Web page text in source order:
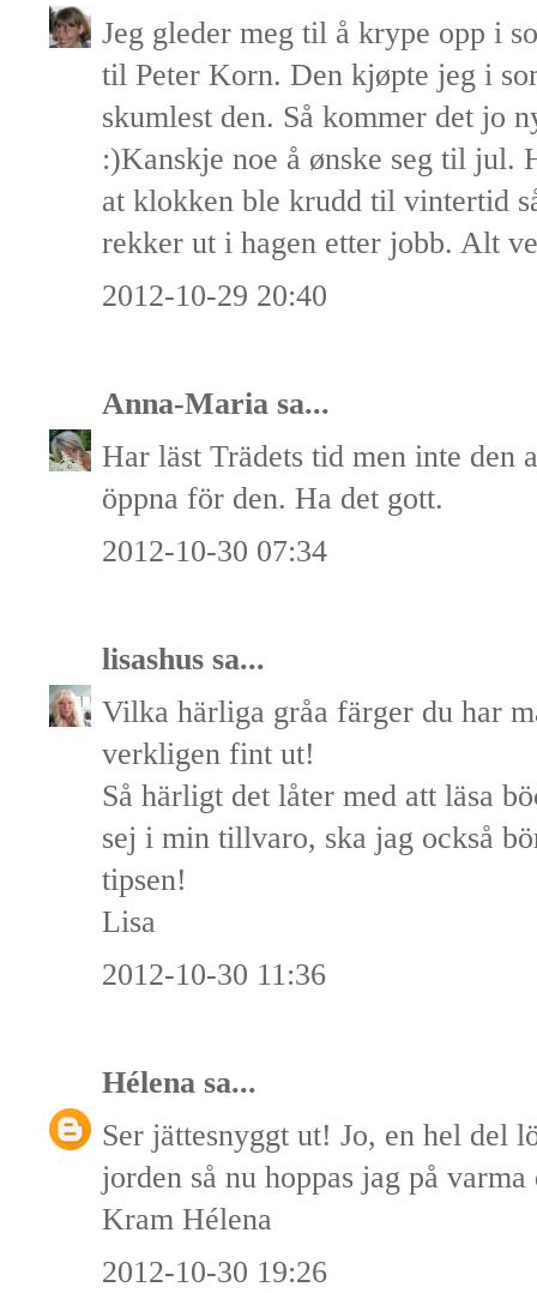
Jeg gleder meg til å krype opp i
til Peter Korn. Den kjøpte jeg i
skumlest den. Så kommer det jo
:)Kanskje noe å ønske seg til jul.
at klokken ble krudd til vintertid
rekker ut i hagen etter jobb. Alt
2012-10-29 20:40
Anna-Maria sa...
Har läst Trädets tid men inte den
öppna för den. Ha det gott.
2012-10-30 07:34
lisashus sa...
Vilka härliga gråa färger du har
verkligen fint ut!
Så härligt det låter med att läsa
sej i min tillvaro, ska jag också
tipsen!
Lisa
2012-10-30 11:36
Hélena sa...
Ser jättesnyggt ut! Jo, en hel del
jorden så nu hoppas jag på varma
Kram Hélena
2012-10-30 19:26